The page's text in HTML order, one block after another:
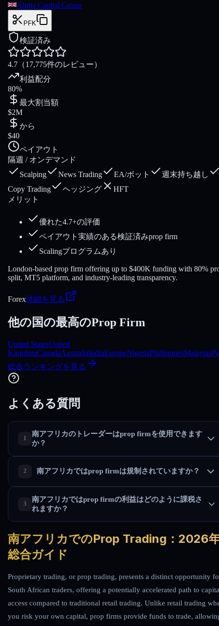
Alpha Capital Group
PFK
検証済み
4.7 （17,775件のレビュー）
利益配分
80%
最大割当額
$2M
から
$40
ペイアウト
隔週 / オンデマンド
Scalping
News Trading EA/ボット
週末持ち越し
Copy Trading
ヘッジング
HFT
メリット
優れた4.7+の評価
ペイアウト実績のある検証済みprop firm
Scalingプログラムあり
London-based prop firm offering up to $400K funding with 80%
split, MT5 platform, and industry-leading transparency.
Forex詳細を見る
他の国の最高のProp Firm
United StatesUnited
KingdomCanadaAustraliaIndiaEuropeNigeriaPhilippinesMalaysia
総合ランキングを見る
よくある質問
南アフリカのトレーダーはprop firmを使用できます
か？
南アフリカではprop firmは規制されていますか？
南アフリカではprop firmの利益はどのように課税さ
れますか？
南アフリカでのProp Trading：2026
総合ガイド
Proprietary trading, or prop trading, presents a distinct opportunity
South African traders, offering a potentially accelerated path to
access compared to traditional retail trading. Unlike retail trading
you risk your own capital, prop firms provide funds to trade,